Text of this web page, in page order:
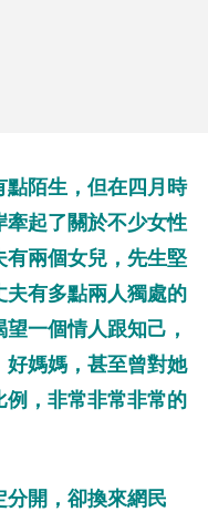
點陌生，但在四月時
起了關於不少女性
兩個女兒，先生堅
有多點兩人獨處的
一個情人跟知己，
媽媽，甚至曾對她
，非常非常非常的
開，卻換來網民